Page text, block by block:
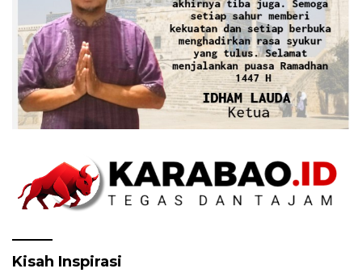
Kisah Inspirasi